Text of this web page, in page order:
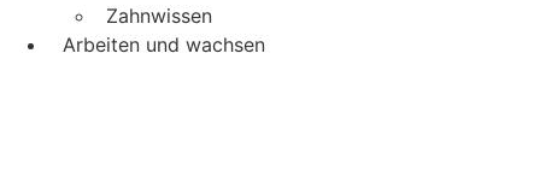
Zahnwissen
Arbeiten und wachsen